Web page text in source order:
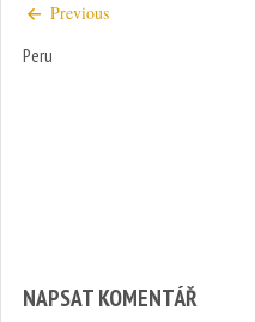
Previous
Peru
NAPSAT KOMENTÁŘ